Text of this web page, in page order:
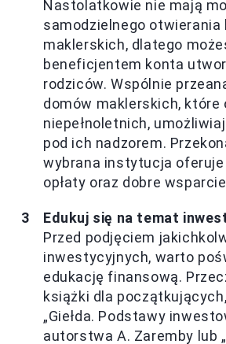
Nastolatkowie nie mają
samodzielnego otwierania
maklerskich, dlatego
beneficjentem konta
rodziców. Wspólnie
domów maklerskich, które
niepełnoletnich,
pod ich nadzorem.
wybrana instytucja
opłaty oraz dobre
Edukuj się na temat
Przed podjęciem
inwestycyjnych, warto
edukację finansową.
książki dla
„Giełda. Podstawy
autorstwa A. Zaremby lub